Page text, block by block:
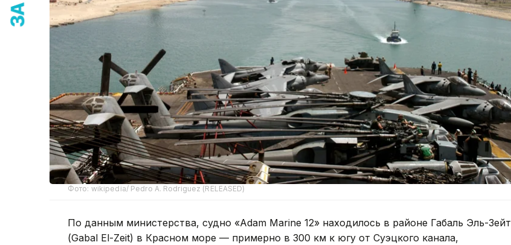
Фото: wikipedia/ Pedro A. Rodriguez (RELEASED)
По данным министерства, судно «Adam Marine 12» находилось в районе Габаль Эль-Зейт
(Gabal El-Zeit) в Красном море — примерно в 300 км к югу от Суэцкого канала,